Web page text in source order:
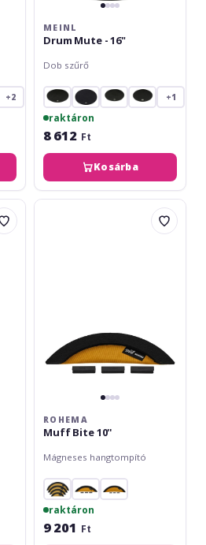
+2
MEINL
Drum Mute - 16"
Dob szűrő
+1
raktáron
8 612 Ft
Kosárba
Rohema
ROHEMA
Muff Bite 10''
Mágneses hangtompító
raktáron
9 201 Ft